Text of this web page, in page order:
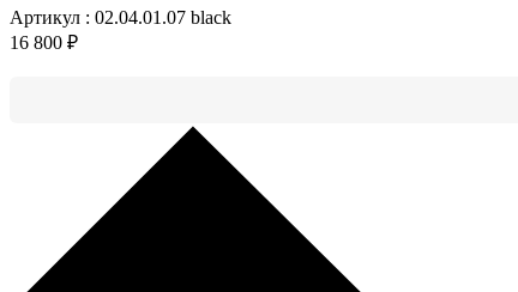
Артикул : 02.04.01.07 black
16 800 ₽